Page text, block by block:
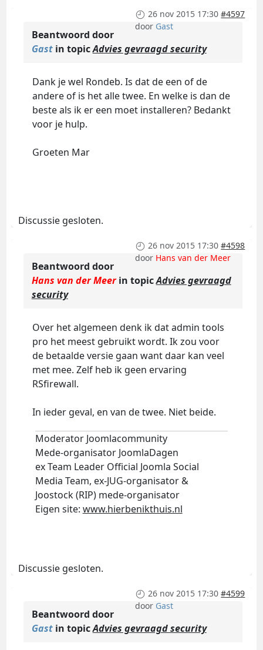
26 nov 2015 17:30 #4597
door Gast
Beantwoord door
Gastin topicAdvies gevraagd security
Dank je wel Rondeb. Is dat de een of de
andere of is het alle twee. En welke is dan de
beste als ik er een moet installeren? Bedankt
voor je hulp.
Groeten Mar
Discussie gesloten.
26 nov 2015 17:30 #4598
door Hans van der Meer
Beantwoord door
Hans van der Meerin topicAdvies gevraagd
security
Over het algemeen denk ik dat admin tools
pro het meest gebruikt wordt. Ik zou voor
de betaalde versie gaan want daar kan veel
met mee. Zelf heb ik geen ervaring
RSfirewall.
In ieder geval, en van de twee. Niet beide.
Moderator Joomlacommunity
Mede-organisator JoomlaDagen
ex Team Leader Official Joomla Social
Media Team, ex-JUG-organisator &
Joostock (RIP) mede-organisator
Eigen site: www.hierbenikthuis.nl
Discussie gesloten.
26 nov 2015 17:30 #4599
door Gast
Beantwoord door
Gastin topicAdvies gevraagd security